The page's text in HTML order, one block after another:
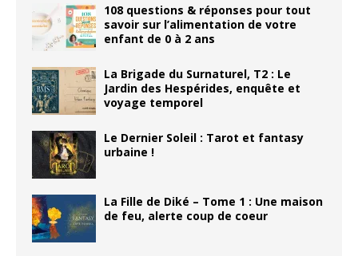
108 questions & réponses pour tout
savoir sur l’alimentation de votre
enfant de 0 à 2 ans
La Brigade du Surnaturel, T2 : Le
Jardin des Hespérides, enquête et
voyage temporel
Le Dernier Soleil : Tarot et fantasy
urbaine !
La Fille de Diké – Tome 1 : Une maison
de feu, alerte coup de coeur